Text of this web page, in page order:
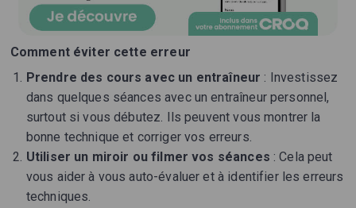
Comment éviter cette erreur
Prendre des cours avec un entraîneur : Investissez
dans quelques séances avec un entraîneur personnel,
surtout si vous débutez. Ils peuvent vous montrer la
bonne technique et corriger vos erreurs.
Utiliser un miroir ou filmer vos séances : Cela peut
vous aider à vous auto-évaluer et à identifier les erreurs
techniques.